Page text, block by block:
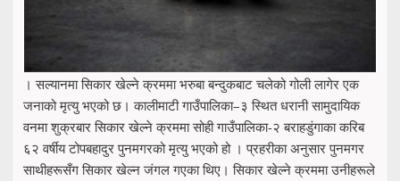
। सल्यानमा सिकार खेल्ने क्रममा भरुबा बन्दुकबाट चलेको गोली लागेर एक
जनाको मृत्यु भएको छ। कालीमाटी गाउँपालिका–३ स्थित धरानी सामुदायिक
वनमा शुक्रबार सिकार खेल्ने क्रममा सोही गाउँपालिका-२ बराहडुंगाका करिब
६२ वर्षीय टोपबहादुर पुनमगरको मृत्यु भएको हो । प्रहरीका अनुसार पुनमगर
साथीहरूसँग सिकार खेल्न जंगल गएका थिए। सिकार खेल्ने क्रममा उनीहरूले